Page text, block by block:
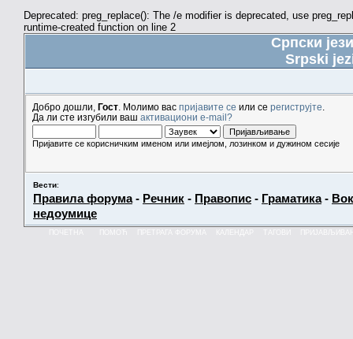
Deprecated: preg_replace(): The /e modifier is deprecated, use
runtime-created function on line 2
Српски
Srpski
Добро дошли, Гост . Молимо вас пријавите се или се региструјте
Да ли сте изгубили ваш активациони e-mail?
Пријавите се корисничким именом или имејлом, лозинком и дужином сесије
Вести:
Правила форума- Речник - Правопис - Граматика-
недоумице
КАЛЕНДАР